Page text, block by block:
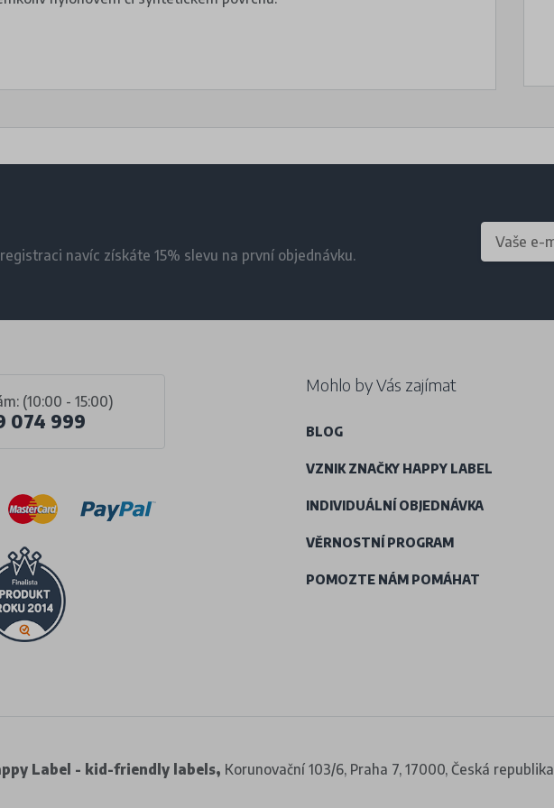
navíc získáte 15% slevu na první objednávku.
(10:00 - 15:00)
074 999
Mohlo by Vás zajímat
BLOG
VZNIK ZNAČKY HAPPY LABEL
INDIVIDUÁLNÍ OBJEDNÁVKA
VĚRNOSTNÍ PROGRAM
POMOZTE NÁM POMÁHAT
Label - kid-friendly labels, Korunovační 103/6, Praha 7, 17000, Česká republika